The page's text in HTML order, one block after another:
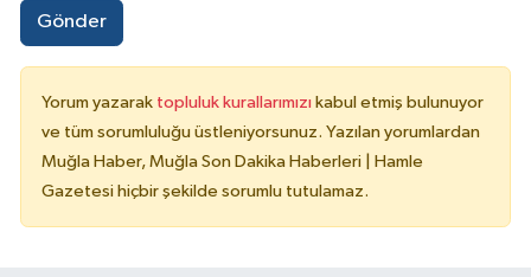
Gönder
Yorum yazarak topluluk kurallarımızı kabul etmiş bulunuyor
ve tüm sorumluluğu üstleniyorsunuz. Yazılan yorumlardan
Muğla Haber, Muğla Son Dakika Haberleri | Hamle
Gazetesi hiçbir şekilde sorumlu tutulamaz.